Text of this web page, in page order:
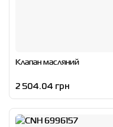
Клапан масляний
2 504.04 грн